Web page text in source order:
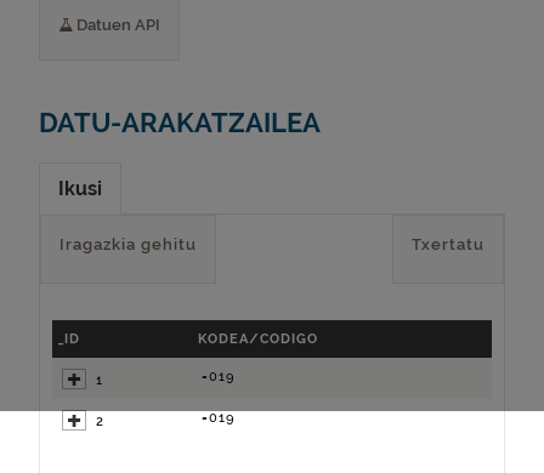
Datuen API
DATU-ARAKATZAILEA
Ikusi
Txertatu
Iragazkia gehitu
_ID KODEA/CODIGO
1 =019
2 =019